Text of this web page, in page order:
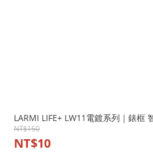
LARMI LIFE+ LW11電鍍系列｜錶框
NT$150
NT$10